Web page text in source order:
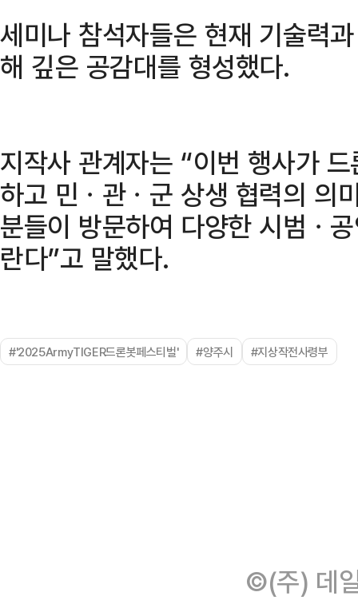
세미나 참석자들은 현재 기술력
해 깊은 공감대를 형성했다.
지작사 관계자는 “이번 행사가
하고 민ㆍ관ㆍ군 상생 협력의 의
분들이 방문하여 다양한 시범ㆍ
란다”고 말했다.
#'2025ArmyTIGER드론봇페스티벌' #양주시 #지상작전사령부
©(주) 데